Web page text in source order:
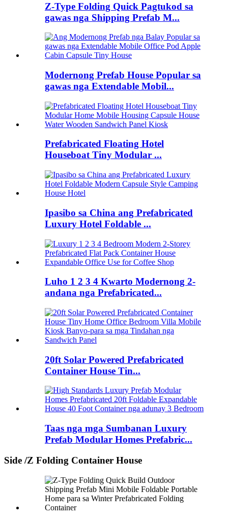
Z-Type Folding Quick Pagtukod sa
gawas nga Shipping Prefab M...
Modernong Prefab House Popular sa
gawas nga Extendable Mobil...
Prefabricated Floating Hotel
Houseboat Tiny Modular ...
Ipasibo sa China ang Prefabricated
Luxury Hotel Foldable ...
Luho 1 2 3 4 Kwarto Modernong 2-
andana nga Prefabricated...
20ft Solar Powered Prefabricated
Container House Tin...
Taas nga mga Sumbanan Luxury
Prefab Modular Homes Prefabric...
Side /Z Folding Container House